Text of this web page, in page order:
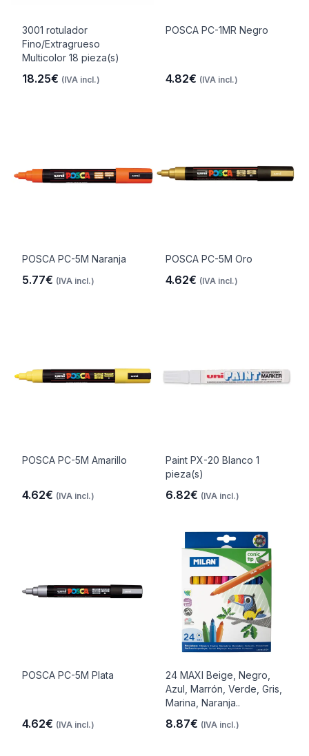
3001 rotulador
Fino/Extragrueso
Multicolor 18 pieza(s)
18.25€ (IVA incl.)
POSCA PC-1MR Negro
4.82€ (IVA incl.)
POSCA PC-5M Naranja
5.77€ (IVA incl.)
POSCA PC-5M Oro
4.62€ (IVA incl.)
POSCA PC-5M Amarillo
4.62€ (IVA incl.)
Paint PX-20 Blanco 1
pieza(s)
6.82€ (IVA incl.)
POSCA PC-5M Plata
4.62€ (IVA incl.)
24 MAXI Beige, Negro,
Azul, Marrón, Verde, Gris,
Marina, Naranja..
8.87€ (IVA incl.)